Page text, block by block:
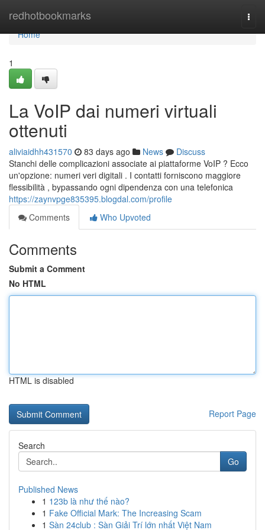
redhotbookmarks
Home
Home
1
La VoIP dai numeri virtuali
ottenuti
aliviaidhh431570 83 days ago News
Discuss
Stanchi delle complicazioni associate ai piattaforme VoIP ? Ecco
un'opzione: numeri veri digitali . I contatti forniscono maggiore
flessibilità , bypassando ogni dipendenza con una telefonica
https://zaynvpge835395.blogdal.com/profile
Comments
Who Upvoted
Comments
Submit a Comment
No HTML
HTML is disabled
Report Page
Search
Go
Published News
1 123b là như thế nào?
1 Fake Official Mark: The Increasing Scam
1 Sàn 24club : Sàn Giải Trí lớn nhất Việt Nam